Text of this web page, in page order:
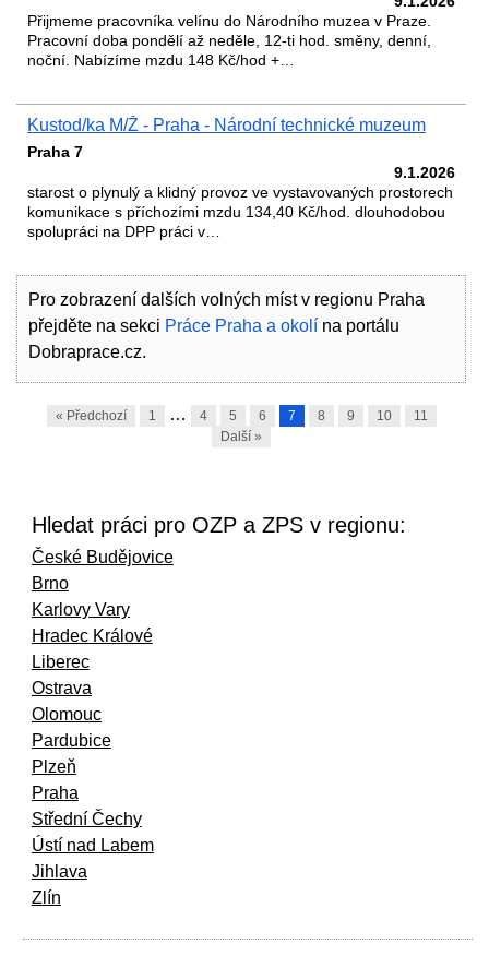
Přijmeme pracovníka velínu do Národního muzea v Praze.
Pracovní doba pondělí až neděle, 12-ti hod. směny, denní,
noční. Nabízíme mzdu 148 Kč/hod +…
Kustod/ka M/Ž - Praha - Národní technické muzeum
Praha 7
9.1.2026
starost o plynulý a klidný provoz ve vystavovaných prostorech
komunikace s příchozími mzdu 134,40 Kč/hod. dlouhodobou
spolupráci na DPP práci v…
Pro zobrazení dalších volných míst v regionu Praha
přejděte na sekci Práce Praha a okolí na portálu
Dobraprace.cz.
« Předchozí 1 … 4 5 6 7 8 9 10
11
Další »
Hledat práci pro OZP a ZPS v regionu:
České Budějovice
Brno
Karlovy Vary
Hradec Králové
Liberec
Ostrava
Olomouc
Pardubice
Plzeň
Praha
Střední Čechy
Ústí nad Labem
Jihlava
Zlín